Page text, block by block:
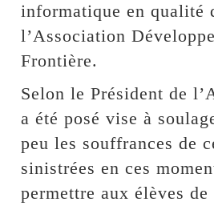
informatique en qualité
l’Association
Frontière.
Selon le Président de
a été posé vise à
peu les souffrances de
sinistrées en ces
permettre aux élèves de